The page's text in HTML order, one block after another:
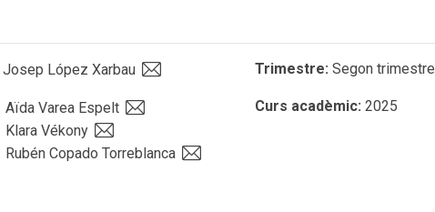
Josep López Xarbau Trimestre: Segon trimestre
Aïda Varea Espelt
Klara Vékony
Rubén Copado Torreblanca
Curs acadèmic: 2025